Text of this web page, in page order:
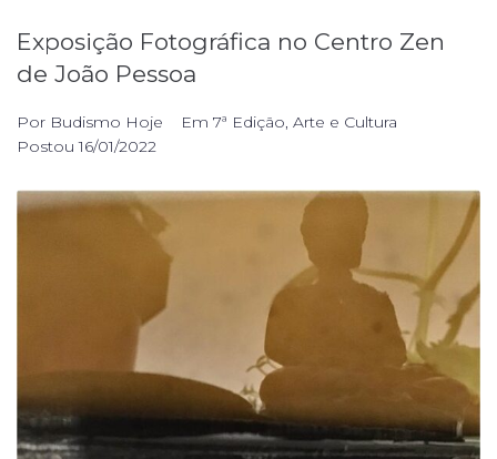
Exposição Fotográfica no Centro Zen
de João Pessoa
Por Budismo Hoje Em 7ª Edição, Arte e Cultura
Postou16/01/2022